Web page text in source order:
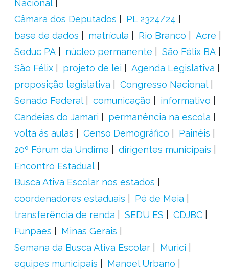
Nacional
Câmara dos Deputados
PL 2324/24
base de dados
matrícula Rio Branco
Acre
Seduc PA
núcleo permanente
São Félix BA
São Félix
projeto de lei
Agenda Legislativa
proposição legislativa
Congresso Nacional
Senado Federal
comunicação
informativo
Candeias do Jamari
permanência na escola
volta ás aulas
Censo Demográfico
Painéis
20º Fórum da Undime
dirigentes municipais
Encontro Estadual
Busca Ativa Escolar nos estados
coordenadores estaduais
Pé de Meia
transferência de renda
SEDU ES
CDJBC
Funpaes
Minas Gerais
Semana da Busca Ativa Escolar
Murici
equipes municipais
Manoel Urbano